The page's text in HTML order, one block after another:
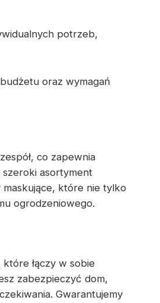
potrzeb,
oraz wymagań
co zapewnia
asortyment
które nie tylko
ogrodzeniowego.
łączy w sobie
zabezpieczyć dom,
Gwarantujemy